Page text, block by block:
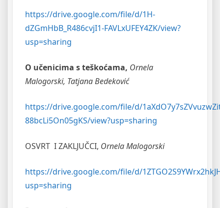
https://drive.google.com/file/d/1H-
dZGmHbB_R486cvjI1-FAVLxUFEY4ZK/view?
usp=sharing
O učenicima s teškoćama, Ornela
Malogorski, Tatjana Bedeković
https://drive.google.com/file/d/
88bcLi5On05gKS/view?usp=sharing
OSVRT I ZAKLJUČCI, Ornela Malogorski
https://drive.google.com/file/d/
usp=sharing